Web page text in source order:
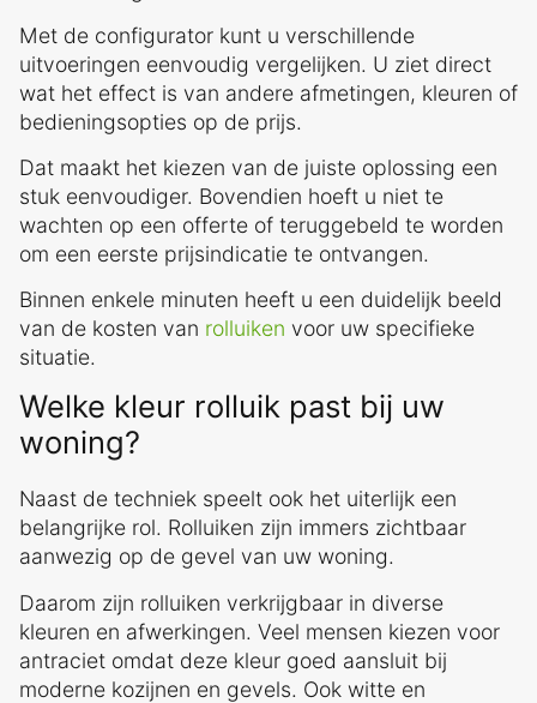
Met de configurator kunt u verschillende
uitvoeringen eenvoudig vergelijken. U ziet direct
wat het effect is van andere afmetingen, kleuren of
bedieningsopties op de prijs.
Dat maakt het kiezen van de juiste oplossing een
stuk eenvoudiger. Bovendien hoeft u niet te
wachten op een offerte of teruggebeld te worden
om een eerste prijsindicatie te ontvangen.
Binnen enkele minuten heeft u een duidelijk beeld
van de kosten van rolluiken voor uw specifieke
situatie.
Welke kleur rolluik past bij uw
woning?
Naast de techniek speelt ook het uiterlijk een
belangrijke rol. Rolluiken zijn immers zichtbaar
aanwezig op de gevel van uw woning.
Daarom zijn rolluiken verkrijgbaar in diverse
kleuren en afwerkingen. Veel mensen kiezen voor
antraciet omdat deze kleur goed aansluit bij
moderne kozijnen en gevels. Ook witte en